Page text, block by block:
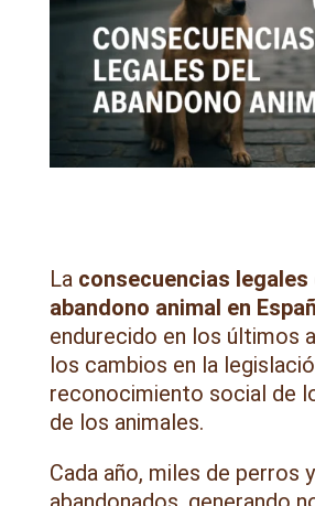
La consecuencias legales
abandono animal en
endurecido en los últimos
los cambios en la
reconocimiento social de
de los animales.
Cada año, miles de perros